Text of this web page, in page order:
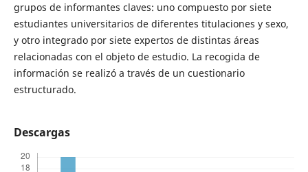
grupos de informantes claves: uno compuesto por siete
estudiantes universitarios de diferentes titulaciones y sexo,
y otro integrado por siete expertos de distintas áreas
relacionadas con el objeto de estudio. La recogida de
información se realizó a través de un cuestionario
estructurado.
Descargas